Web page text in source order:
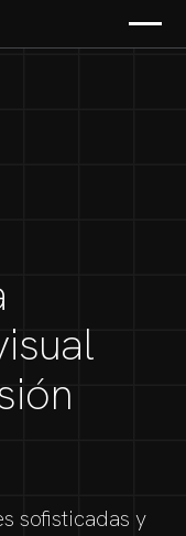
sofisticadas y